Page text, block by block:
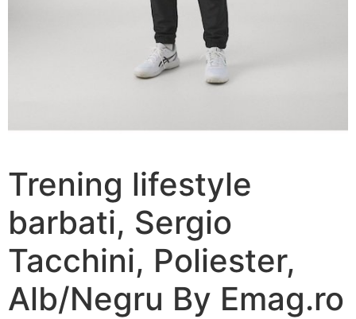
Trening lifestyle
barbati, Sergio
Tacchini, Poliester,
Alb/Negru By Emag.ro